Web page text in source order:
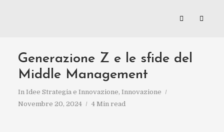
Generazione Z e le sfide del
Middle Management
In Idee Strategia e Innovazione, Innovazione
Novembre 20, 2024
4 Min read